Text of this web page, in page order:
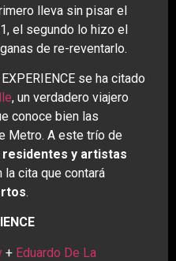
lleva sin pisar el
el segundo lo hizo el
de re-reventarlo.
se ha citado
, un verdadero viajero
conoce bien las
Metro. A este trío de
residentes y artistas
la cita que contará
.
+ Eduardo De La